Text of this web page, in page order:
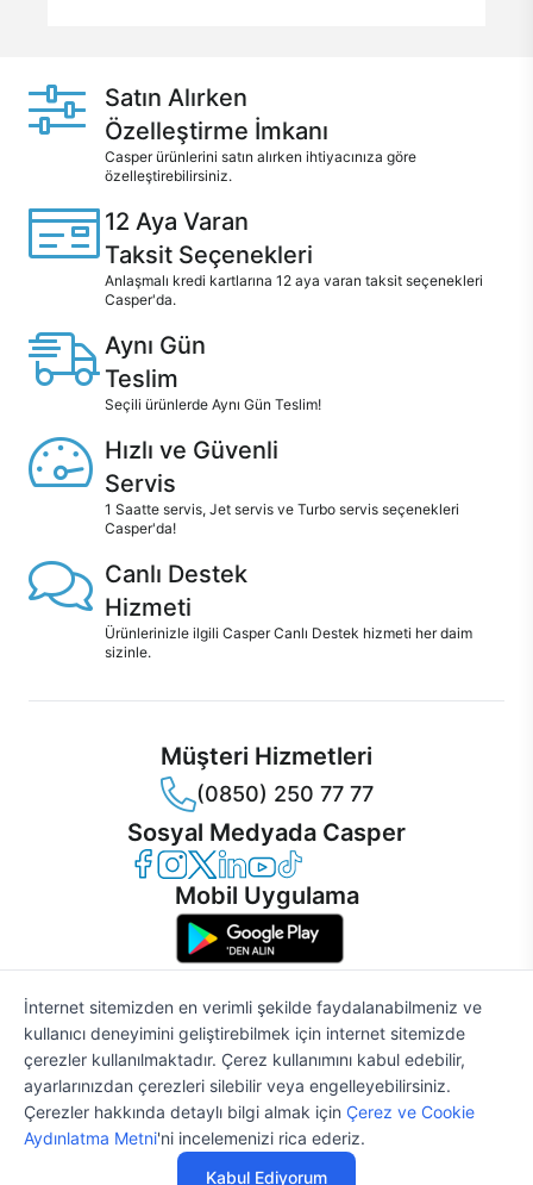
Satın Alırken
Özelleştirme İmkanı
Casper ürünlerini satın alırken ihtiyacınıza göre
özelleştirebilirsiniz.
12 Aya Varan
Taksit Seçenekleri
Anlaşmalı kredi kartlarına 12 aya varan taksit seçenekleri
Casper'da.
Aynı Gün
Teslim
Seçili ürünlerde Aynı Gün Teslim!
Hızlı ve Güvenli
Servis
1 Saatte servis, Jet servis ve Turbo servis seçenekleri
Casper'da!
Canlı Destek
Hizmeti
Ürünlerinizle ilgili Casper Canlı Destek hizmeti her daim
sizinle.
Müşteri Hizmetleri
(0850) 250 77 77
Sosyal Medyada Casper
Casper Facebook
Casper Instagram
Casper Twitter
Casper LinkedIn
Casper YouTube
Casper TikTok
Mobil Uygulama
© 2021 - 2026 Casper Bilgisayar Sistemleri A.Ş. Tüm Hakları Saklıdır
KVKK
Çerez Politikası
Bilgi Güvenliği
Bilgi Toplumu Hizmetleri
Mesafeli Satış Sözleşmesi
İnternet sitemizden en verimli şekilde faydalanabilmeniz ve
kullanıcı deneyimini geliştirebilmek için internet sitemizde
çerezler kullanılmaktadır. Çerez kullanımını kabul edebilir,
ayarlarınızdan çerezleri silebilir veya engelleyebilirsiniz.
Çerezler hakkında detaylı bilgi almak için Çerez ve Cookie
Aydınlatma Metni'ni incelemenizi rica ederiz.
Kabul Ediyorum